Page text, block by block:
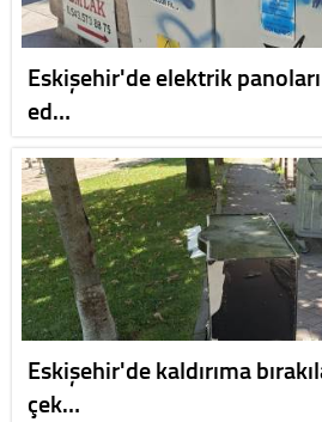
Eskişehir'de elektrik
ed…
Eskişehir'de kaldırıma
çek…